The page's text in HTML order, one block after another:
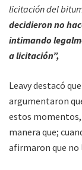
licitación del
decidieron no
intimando
a licitación”,
Leavy destacó
argumentaron
estos momentos,
manera que;
afirmaron que no